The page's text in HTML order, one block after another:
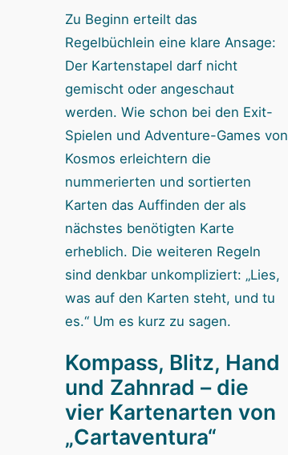
Zu Beginn erteilt das
Regelbüchlein eine klare Ansage:
Der Kartenstapel darf nicht
gemischt oder angeschaut
werden. Wie schon bei den Exit-
Spielen und Adventure-Games von
Kosmos erleichtern die
nummerierten und sortierten
Karten das Auffinden der als
nächstes benötigten Karte
erheblich. Die weiteren Regeln
sind denkbar unkompliziert: „Lies,
was auf den Karten steht, und tu
es.“ Um es kurz zu sagen.
Kompass, Blitz, Hand
und Zahnrad – die
vier Kartenarten von
„Cartaventura“